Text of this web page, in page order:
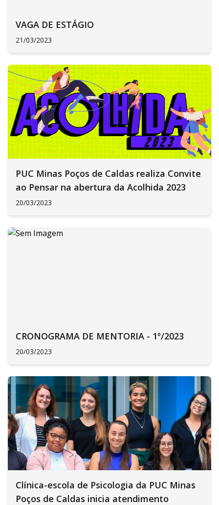
VAGA DE ESTÁGIO
21/03/2023
PUC Minas Poços de Caldas realiza Convite
ao Pensar na abertura da Acolhida 2023
20/03/2023
CRONOGRAMA DE MENTORIA - 1º/2023
20/03/2023
Clínica-escola de Psicologia da PUC Minas
Poços de Caldas inicia atendimento